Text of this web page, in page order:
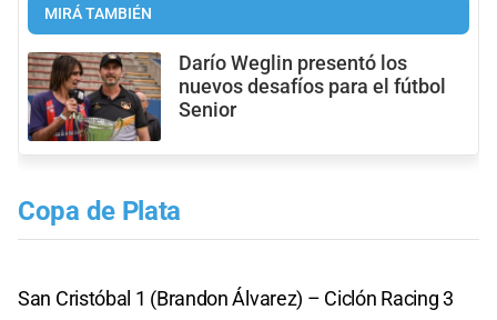
MIRÁ TAMBIÉN
Darío Weglin presentó los
nuevos desafíos para el fútbol
Senior
Copa de Plata
San Cristóbal 1 (Brandon Álvarez) – Ciclón Racing 3